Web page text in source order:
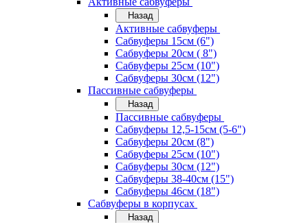
Назад
Активные сабвуферы
Сабвуферы 15см (6")
Сабвуферы 20см ( 8")
Сабвуферы 25см (10")
Сабвуферы 30см (12")
Пассивные сабвуферы
Назад
Пассивные сабвуферы
Сабвуферы 12,5-15см (5-6")
Сабвуферы 20см (8")
Сабвуферы 25см (10")
Сабвуферы 30см (12")
Сабвуферы 38-40см (15")
Сабвуферы 46см (18")
Сабвуферы в корпусах
Назад